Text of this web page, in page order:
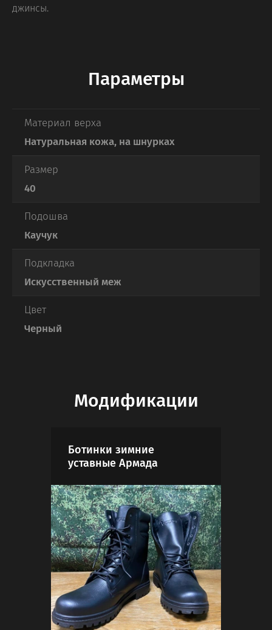
джинсы.
Параметры
Материал верха
Натуральная кожа, на шнурках
Размер
40
Подошва
Каучук
Подкладка
Искусственный меж
Цвет
Черный
Модификации
Ботинки зимние
уставные Армада